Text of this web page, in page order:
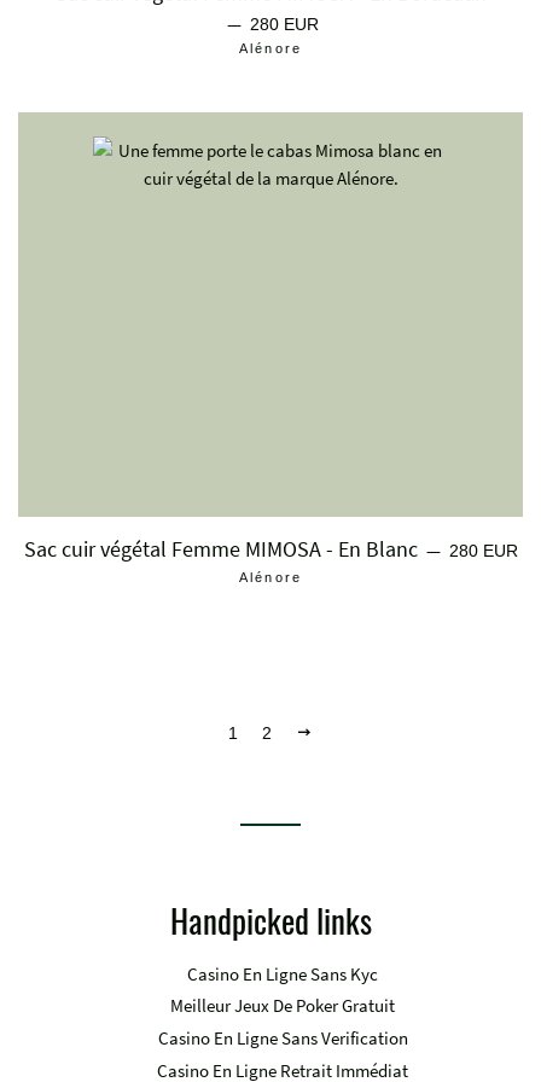
— Prix régulier
280 EUR
Alénore
Sac cuir végétal Femme MIMOSA - En Blanc — Prix régulier
280 EUR
Alénore
1 2
Handpicked links
Casino En Ligne Sans Kyc
Meilleur Jeux De Poker Gratuit
Casino En Ligne Sans Verification
Casino En Ligne Retrait Immédiat